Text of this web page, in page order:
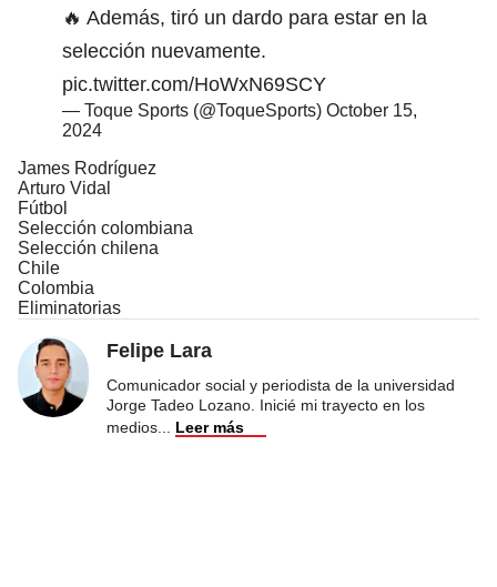
🔥 Además, tiró un dardo para estar en la
selección nuevamente.
pic.twitter.com/HoWxN69SCY
— Toque Sports (@ToqueSports) October 15,
2024
James Rodríguez
Arturo Vidal
Fútbol
Selección colombiana
Selección chilena
Chile
Colombia
Eliminatorias
Felipe Lara
Comunicador social y periodista de la universidad
Jorge Tadeo Lozano. Inicié mi trayecto en los
medios
Leer más